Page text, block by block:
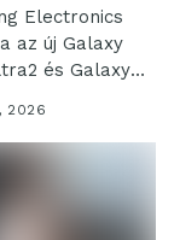
Electronics
az új Galaxy
és Galaxy
2026